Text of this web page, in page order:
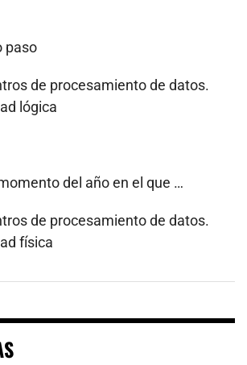
paso
de procesamiento de datos.
lógica
del año en el que …
de procesamiento de datos.
física